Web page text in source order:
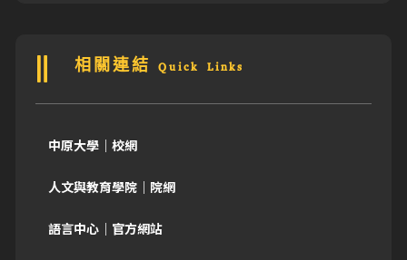
相關連結 Quick Links
中原大學｜校網
人文與教育學院｜院網
語言中心｜官方網站